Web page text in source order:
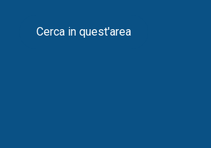
Cerca in quest'area